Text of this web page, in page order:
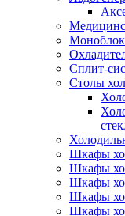
Сплит-
Столы
Шкафы
Шкафы
Шкафы
Шкафы
Шкафы